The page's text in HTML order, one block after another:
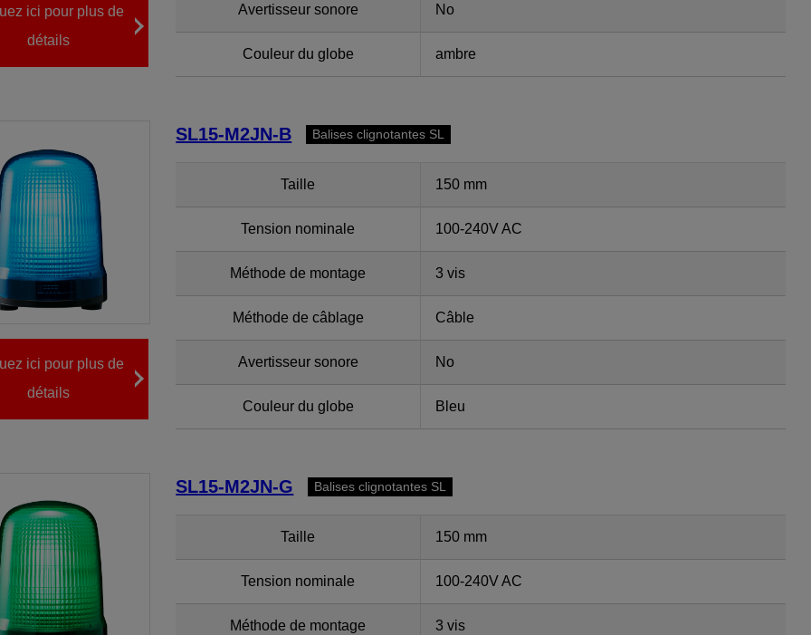
ici pour plus de
détails
Avertisseur sonore No
Couleur du globe ambre
ici pour plus de
détails
SL15-M2JN-B Balises clignotantes SL
Taille 150 mm
Tension nominale 100-240V AC
Méthode de montage 3 vis
Méthode de câblage Câble
Avertisseur sonore No
Couleur du globe Bleu
SL15-M2JN-G Balises clignotantes SL
Taille 150 mm
Tension nominale 100-240V AC
Méthode de montage 3 vis